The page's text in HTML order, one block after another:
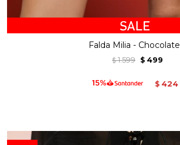
Falda Milia - Chocolate
$ 1.599 $ 499
$ 424